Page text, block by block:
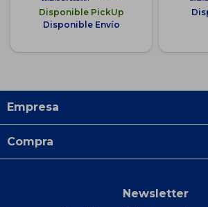
Disponible PickUp
Disponible Envío
Empresa
Compra
Newsletter